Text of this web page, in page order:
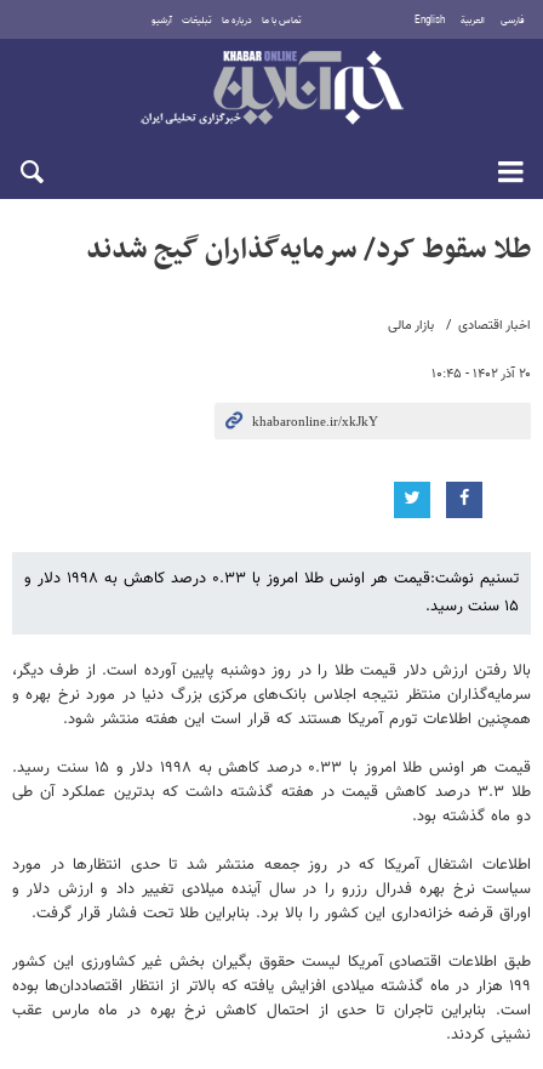
فارسی العربية English تماس با ما درباره ما تبلیغات آرشیو
شنبه ۱۷ مرداد ۱۴۰۵
اخبار اقتصادی بازار مالی
۲۰ آذر ۱۴۰۲ - ۱۰:۴۵
طلا سقوط کرد/ سرمایه‌گذاران گیج شدند
تسنیم نوشت:قیمت هر اونس طلا امروز با ۰.۳۳ درصد کاهش به ۱۹۹۸ دلار و
۱۵ سنت رسید.​
بالا رفتن ارزش دلار قیمت طلا را در روز دوشنبه پایین آورده است. از طرف دیگر،
سرمایه‌گذاران منتظر نتیجه اجلاس بانک‌های مرکزی بزرگ دنیا در مورد نرخ بهره و
همچنین اطلاعات تورم آمریکا هستند که قرار است این هفته منتشر شود.
قیمت هر اونس طلا امروز با ۰.۳۳ درصد کاهش به ۱۹۹۸ دلار و ۱۵ سنت رسید.
طلا ۳.۳ درصد کاهش قیمت در هفته گذشته داشت که بدترین عملکرد آن طی
دو ماه گذشته بود.
اطلاعات اشتغال آمریکا که در روز جمعه منتشر شد تا حدی انتظارها در مورد
سیاست نرخ بهره فدرال رزرو را در سال آینده میلادی تغییر داد و ارزش دلار و
اوراق قرضه خزانه‌داری این کشور را بالا برد. بنابراین طلا تحت فشار قرار گرفت.
طبق اطلاعات اقتصادی آمریکا لیست حقوق بگیران بخش غیر کشاورزی این کشور
۱۹۹ هزار در ماه گذشته میلادی افزایش یافته که بالاتر از انتظار اقتصاددان‌ها بوده
است. بنابراین تاجران تا حدی از احتمال کاهش نرخ بهره در ماه مارس عقب
نشینی کردند.